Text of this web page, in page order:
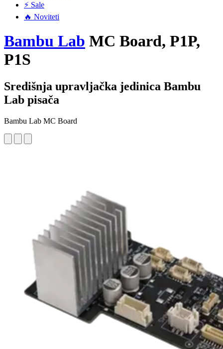
⚡ Sale
🔥 Noviteti
Bambu Lab MC Board, P1P,
P1S
Središnja upravljačka jedinica Bambu
Lab pisača
Bambu Lab MC Board